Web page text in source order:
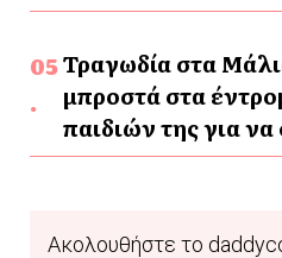
Τραγωδία στα
μπροστά στα
παιδιών της για
Ακολουθήστε το